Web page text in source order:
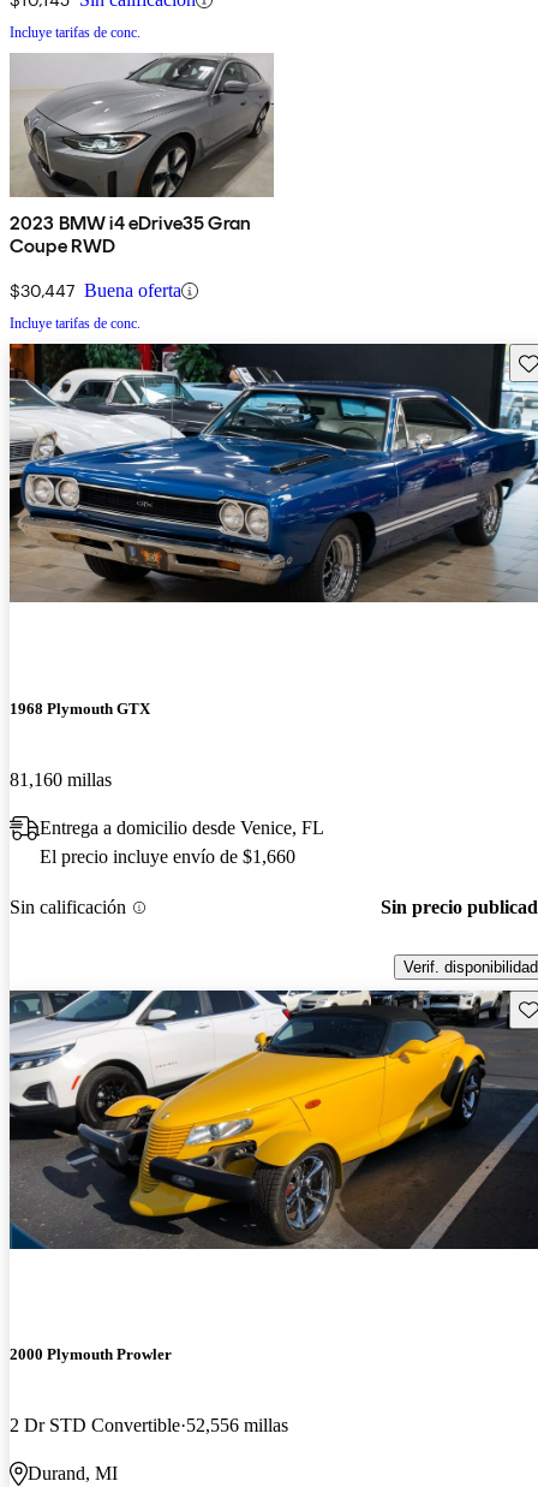
Incluye tarifas de conc.
2023 BMW i4 eDrive35 Gran
Coupe RWD
$30,447 Buena oferta
Incluye tarifas de conc.
1968 Plymouth GTX
81,160 millas
Entrega a domicilio desde Venice, FL
El precio incluye envío de $1,660
Sin calificación Sin precio
Verif. disponibilidad
2000 Plymouth Prowler
2 Dr STD Convertible 52,556 millas
Durand, MI